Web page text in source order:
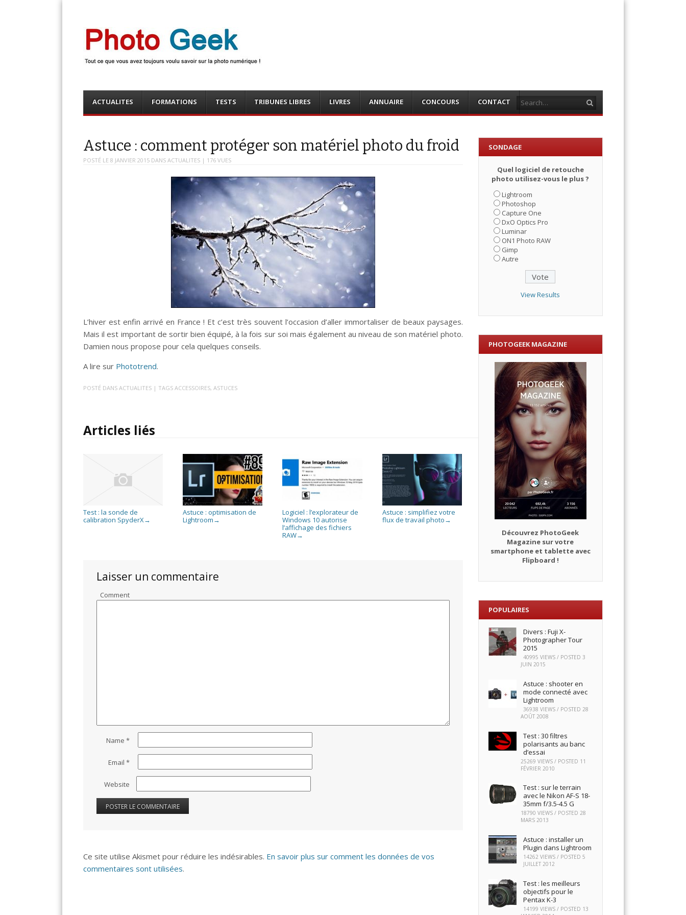
Photo Geek
Menu
content
ACTUALITES FORMATIONS TESTS TRIBUNES LIBRES LIVRES ANNUAIRE CONCOURS CONTACT
Astuce : comment protéger son matériel photo du froid
POSTÉ LE8 JANVIER 2015 DANSACTUALITES | 176 VUES
L’hiver est enfin arrivé en France ! Et c’est très souvent l’occasion d’aller immortaliser de beaux paysages.
Mais il est important de sortir bien équipé, à la fois sur soi mais également au niveau de son matériel photo.
Damien nous propose pour cela quelques conseils.
A lire sur Phototrend.
POSTÉ DANSACTUALITES | TAGSACCESSOIRES,ASTUCES
Articles liés
Test : la sonde de
calibration SpyderX→
Astuce : optimisation de
Lightroom →
Logiciel : l’explorateur de
Windows 10 autorise
l’affichage des fichiers
RAW→
Astuce : simplifiez votre
flux de travail photo →
Laisser un commentaire
Comment
Name*
Email*
Website
Ce site utilise Akismet pour réduire les indésirables. En savoir plus sur comment les données de vos
commentaires sont utilisées.
SONDAGE
Quel logiciel de retouche
photo utilisez-vous le plus ?
Lightroom
Photoshop
Capture One
DxO Optics Pro
Luminar
ON1 Photo RAW
Gimp
Autre
View Results
PHOTOGEEK MAGAZINE
Découvrez PhotoGeek
Magazine sur votre
smartphone et tablette avec
Flipboard !
POPULAIRES
Divers : Fuji X-
Photographer Tour
2015
40995 VIEWS / POSTED3
JUIN 2015
Astuce : shooter en
mode connecté avec
Lightroom
36938 VIEWS / POSTED28
AOÛT 2008
Test : 30 filtres
polarisants au banc
d’essai
25269 VIEWS / POSTED 11
FÉVRIER 2010
Test : sur le terrain
avec le Nikon AF-S 18-
35mm f/3.5-4.5 G
18790 VIEWS / POSTED28
MARS 2013
Astuce : installer un
Plugin dans Lightroom
14262 VIEWS / POSTED5
JUILLET 2012
Test : les meilleurs
objectifs pour le
Pentax K-3
14199 VIEWS / POSTED 13